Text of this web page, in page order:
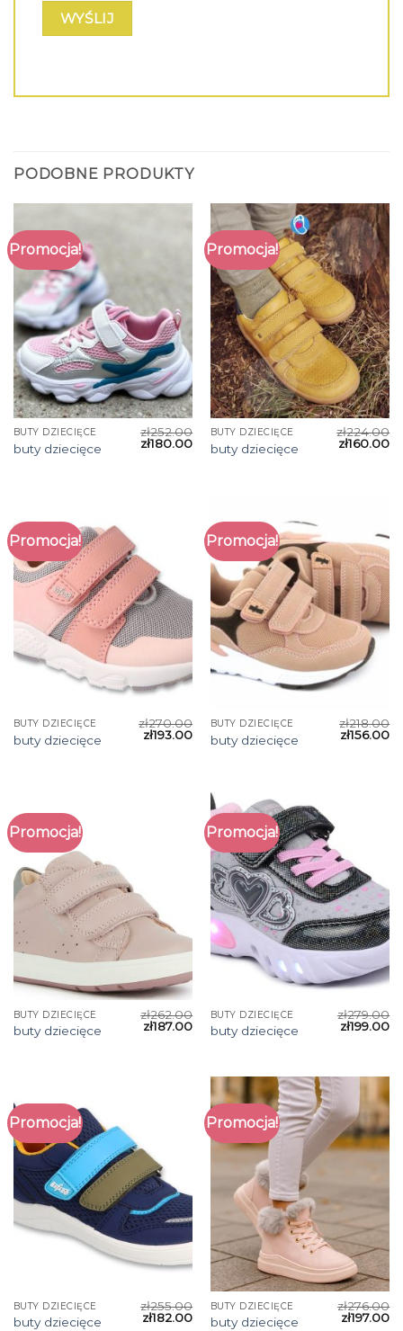
PODOBNE PRODUKTY
Promocja!
BUTY DZIECIĘCE
buty dziecięce
zł252.00
zł180.00
Promocja!
BUTY DZIECIĘCE
buty dziecięce
zł224.00
zł160.00
Promocja!
BUTY DZIECIĘCE
buty dziecięce
zł270.00
zł193.00
Promocja!
BUTY DZIECIĘCE
buty dziecięce
zł218.00
zł156.00
Promocja!
BUTY DZIECIĘCE
buty dziecięce
zł262.00
zł187.00
Promocja!
BUTY DZIECIĘCE
buty dziecięce
zł279.00
zł199.00
Promocja!
BUTY DZIECIĘCE
buty dziecięce
zł255.00
zł182.00
Promocja!
BUTY DZIECIĘCE
buty dziecięce
zł276.00
zł197.00